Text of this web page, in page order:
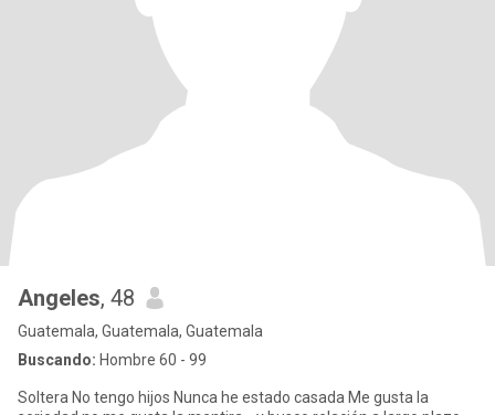
Angeles, 48
Guatemala, Guatemala, Guatemala
Buscando: Hombre 60 - 99
Soltera No tengo hijos Nunca he estado casada Me gusta la